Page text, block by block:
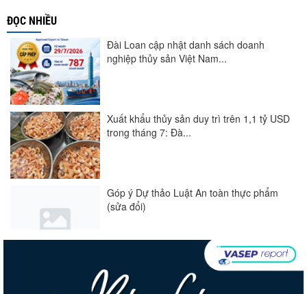
ĐỌC NHIỀU
Đài Loan cập nhật danh sách doanh
nghiệp thủy sản Việt Nam...
Xuất khẩu thủy sản duy trì trên 1,1 tỷ USD
trong tháng 7: Đà...
Góp ý Dự thảo Luật An toàn thực phẩm
(sửa đổi)
Nghị quyết 20-NQ/TW: Định hướng phát
triển thủy sản trong...